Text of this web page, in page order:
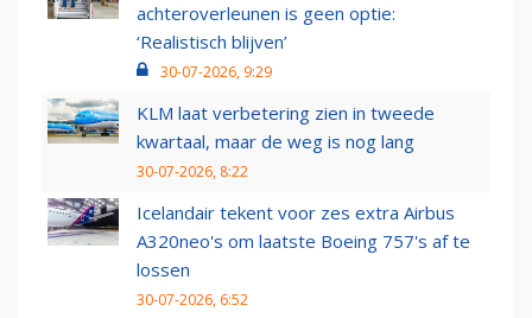
achteroverleunen is geen optie:
‘Realistisch blijven’
30-07-2026, 9:29
KLM laat verbetering zien in tweede
kwartaal, maar de weg is nog lang
30-07-2026, 8:22
Icelandair tekent voor zes extra Airbus
A320neo's om laatste Boeing 757's af te
lossen
30-07-2026, 6:52